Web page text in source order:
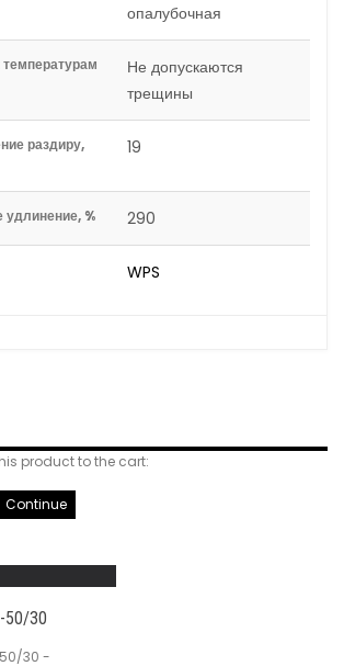
опалубочная
температурам
Не допускаются
трещины
раздиру,
19
% 290
WPS
product to the cart:
Continue
50/30
30 -